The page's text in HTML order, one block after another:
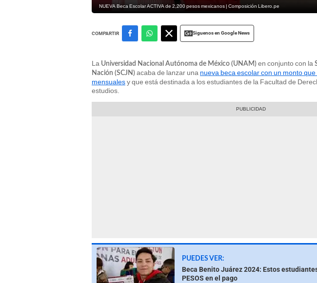
NUEVA Beca Escolar ACTIVA de 2,200 pesos mexicanos | Composición Libero.pe
COMPARTIR Siguenos en Google News
La Universidad Nacional Autónoma de México (UNAM) en conjunto con la
Nación (SCJN) acaba de lanzar una nueva beca escolar con un monto
mensualesy que está destinada a los estudiantes de la Facultad de
estudios.
PUEDES VER:
Beca Benito Juárez 2024: Estos
PESOS en el pago